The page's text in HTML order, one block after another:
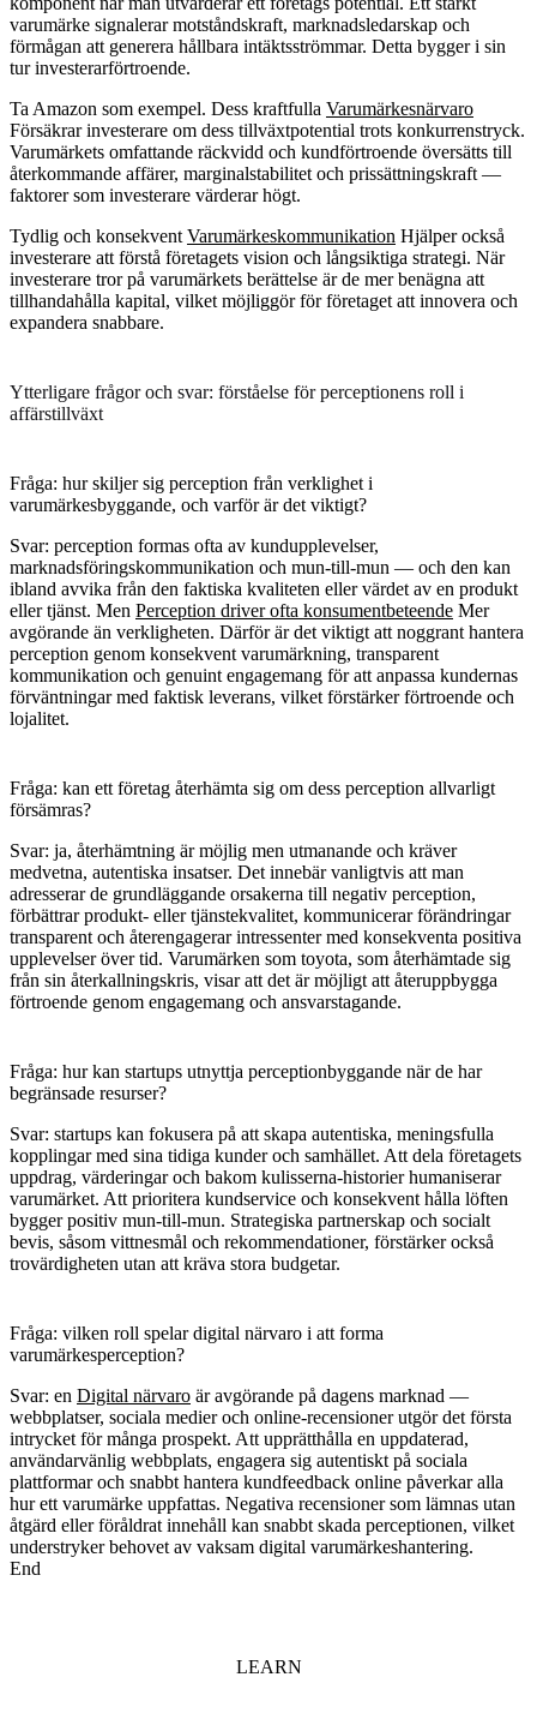
varumärke signalerar motståndskraft, marknadsledarskap och
förmågan att generera hållbara intäktsströmmar. Detta bygger i sin
tur investerarförtroende.
Ta Amazon som exempel. Dess kraftfulla Varumärkesnärvaro
Försäkrar investerare om dess tillväxtpotential trots konkurrenstryck.
Varumärkets omfattande räckvidd och kundförtroende översätts till
återkommande affärer, marginalstabilitet och prissättningskraft —
faktorer som investerare värderar högt.
Tydlig och konsekvent Varumärkeskommunikation Hjälper också
investerare att förstå företagets vision och långsiktiga strategi. När
investerare tror på varumärkets berättelse är de mer benägna att
tillhandahålla kapital, vilket möjliggör för företaget att innovera och
expandera snabbare.
Ytterligare frågor och svar: förståelse för perceptionens roll i
affärstillväxt
Fråga: hur skiljer sig perception från verklighet i
varumärkesbyggande, och varför är det viktigt?
Svar: perception formas ofta av kundupplevelser,
marknadsföringskommunikation och mun-till-mun — och den kan
ibland avvika från den faktiska kvaliteten eller värdet av en produkt
eller tjänst. Men Perception driver ofta konsumentbeteende Mer
avgörande än verkligheten. Därför är det viktigt att noggrant hantera
perception genom konsekvent varumärkning, transparent
kommunikation och genuint engagemang för att anpassa kundernas
förväntningar med faktisk leverans, vilket förstärker förtroende och
lojalitet.
Fråga: kan ett företag återhämta sig om dess perception allvarligt
försämras?
Svar: ja, återhämtning är möjlig men utmanande och kräver
medvetna, autentiska insatser. Det innebär vanligtvis att man
adresserar de grundläggande orsakerna till negativ perception,
förbättrar produkt- eller tjänstekvalitet, kommunicerar förändringar
transparent och återengagerar intressenter med konsekventa positiva
upplevelser över tid. Varumärken som toyota, som återhämtade sig
från sin återkallningskris, visar att det är möjligt att återuppbygga
förtroende genom engagemang och ansvarstagande.
Fråga: hur kan startups utnyttja perceptionbyggande när de har
begränsade resurser?
Svar: startups kan fokusera på att skapa autentiska, meningsfulla
kopplingar med sina tidiga kunder och samhället. Att dela företagets
uppdrag, värderingar och bakom kulisserna-historier humaniserar
varumärket. Att prioritera kundservice och konsekvent hålla löften
bygger positiv mun-till-mun. Strategiska partnerskap och socialt
bevis, såsom vittnesmål och rekommendationer, förstärker också
trovärdigheten utan att kräva stora budgetar.
Fråga: vilken roll spelar digital närvaro i att forma
varumärkesperception?
Svar: en Digital närvaro är avgörande på dagens marknad —
webbplatser, sociala medier och online-recensioner utgör det första
intrycket för många prospekt. Att upprätthålla en uppdaterad,
användarvänlig webbplats, engagera sig autentiskt på sociala
plattformar och snabbt hantera kundfeedback online påverkar alla
hur ett varumärke uppfattas. Negativa recensioner som lämnas utan
åtgärd eller föråldrat innehåll kan snabbt skada perceptionen, vilket
understryker behovet av vaksam digital varumärkeshantering.
End
LEARN